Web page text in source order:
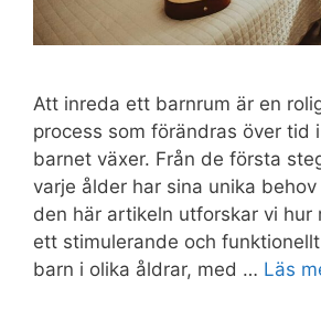
Att inreda ett barnrum är en
process som förändras över tid
barnet växer. Från de första
varje ålder har sina unika
den här artikeln utforskar vi hur
ett stimulerande och
barn i olika åldrar, med … Läs